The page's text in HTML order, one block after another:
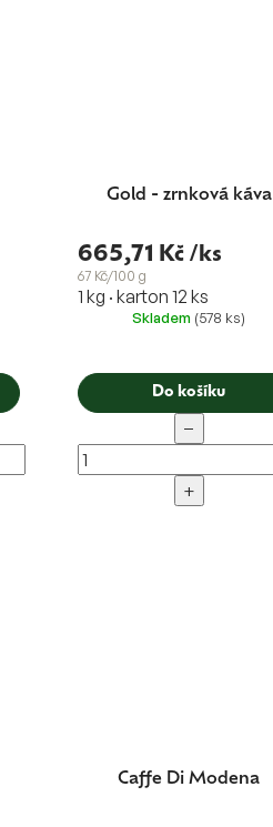
Gold - zrnková káva
665,71 Kč /ks
67 Kč/100 g
1 kg · karton 12 ks
Skladem (578 ks)
Do košíku
−
+
Caffe Di Modena